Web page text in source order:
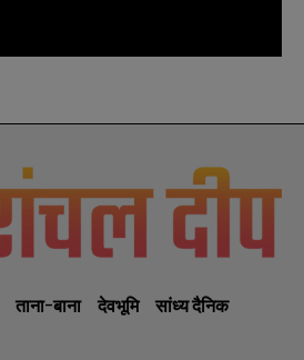
ताना-बाना देवभूमि
सांध्य दैनिक